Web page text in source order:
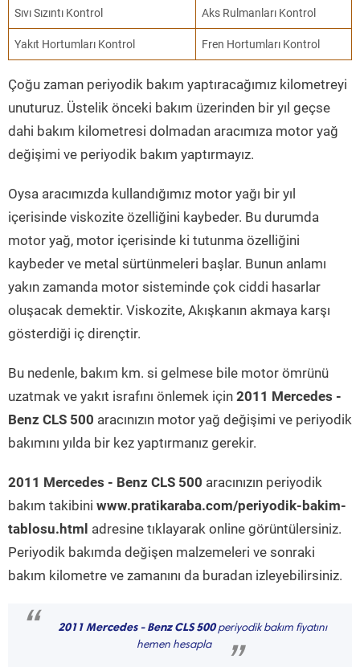
Sıvı Sızıntı Kontrol Aks Rulmanları Kontrol
Yakıt Hortumları Kontrol Fren Hortumları Kontrol
Çoğu zaman periyodik bakım yaptıracağımız kilometreyi
unuturuz. Üstelik önceki bakım üzerinden bir yıl geçse
dahi bakım kilometresi dolmadan aracımıza motor yağ
değişimi ve periyodik bakım yaptırmayız.
Oysa aracımızda kullandığımız motor yağı bir yıl
içerisinde viskozite özelliğini kaybeder. Bu durumda
motor yağ, motor içerisinde ki tutunma özelliğini
kaybeder ve metal sürtünmeleri başlar. Bunun anlamı
yakın zamanda motor sisteminde çok ciddi hasarlar
oluşacak demektir. Viskozite, Akışkanın akmaya karşı
gösterdiği iç dirençtir.
Bu nedenle, bakım km. si gelmese bile motor ömrünü
uzatmak ve yakıt israfını önlemek için 2011 Mercedes -
Benz CLS 500 aracınızın motor yağ değişimi ve periyodik
bakımını yılda bir kez yaptırmanız gerekir.
2011 Mercedes - Benz CLS 500 aracınızın periyodik
bakım takibini www.pratikaraba.com/periyodik-bakim-
tablosu.html adresine tıklayarak online görüntülersiniz.
Periyodik bakımda değişen malzemeleri ve sonraki
bakım kilometre ve zamanını da buradan izleyebilirsiniz.
“ 2011 Mercedes - Benz CLS 500periyodik bakım fiyatını
hemen hesapla